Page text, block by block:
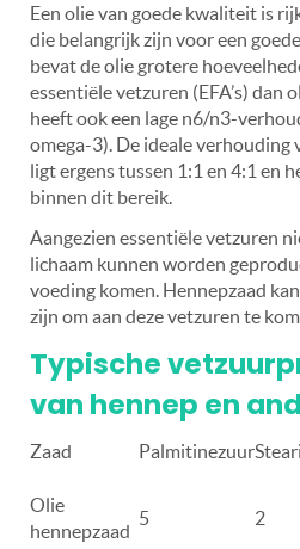
Een olie van goede kwaliteit is
die belangrijk zijn voor een
bevat de olie grotere
essentiële vetzuren (EFA’s) dan
heeft ook een lage n6/n3-
omega-3). De ideale verhouding
ligt ergens tussen 1:1 en 4:1 en
binnen dit bereik.
Aangezien essentiële vetzuren
lichaam kunnen worden
voeding komen. Hennepzaad
zijn om aan deze vetzuren te
Typische
van hennep en
Zaad Palmitinezuur
Olie
hennepzaad
5 2